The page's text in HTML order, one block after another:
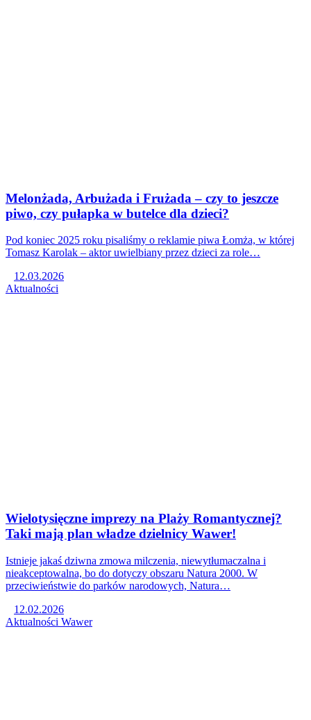
Melonżada, Arbużada i Frużada – czy to jeszcze
piwo, czy pułapka w butelce dla dzieci?
Pod koniec 2025 roku pisaliśmy o reklamie piwa Łomża, w której
Tomasz Karolak – aktor uwielbiany przez dzieci za role…
12.03.2026
Aktualności
Wielotysięczne imprezy na Plaży Romantycznej?
Taki mają plan władze dzielnicy Wawer!
Istnieje jakaś dziwna zmowa milczenia, niewytłumaczalna i
nieakceptowalna, bo do dotyczy obszaru Natura 2000. W
przeciwieństwie do parków narodowych, Natura…
12.02.2026
Aktualności Wawer